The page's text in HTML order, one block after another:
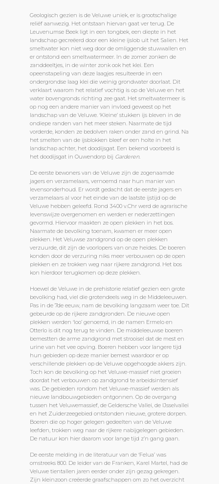
Geologisch gezien is de Veluwe uniek, er is grootschalige
reliëf aanwezig. Het ontstaan hiervan gaat ver terug. De
Leuvenumse Beek ligt in een tongbek, een diepte in het
landschap gecreëerd door een kleine ijslob uit het Salien. Het
smeltwater kon niet weg door de omliggende stuwwallen en
er ontstond een smeltwatermeer. In de zomer zonken de
zanddeeltjes, in de winter zonk ook het klei. Een
opeenstapeling van deze laagjes resulteerde in een
ondergrondse laag klei die weinig grondwater doorlaat. Dit
verklaart waarom het relatief vochtig is op de Veluwe en het
water bovengronds richting zee gaat. Het smeltwatermeer is
op nog een andere manier van invloed geweest op het
landschap van de Veluwe. ‘Kleine’ stukken ijs bleven in de
ondiepe randen van het meer steken. Naarmate de tijd
vorderde, konden ze bedolven raken onder zand en grind. Na
het smelten van de ijsblokken bleef er een holte in het
landschap achter, het doodijsgat. Een bekend voorbeeld is
het doodijsgat in Ouwendorp bij Garderen.
De eerste bewoners van de Veluwe zijn de zogenaamde
jagers en verzamelaars, vernoemd naar hun manier van
levensonderhoud. Er wordt gedacht dat de eerste jagers en
verzamelaars al voor het einde van de laatste ijstijd op de
Veluwe hebben geleefd. Rond 3400 v.Chr werd de agrarische
levenswijze overgenomen en werden er nederzettingen
gevormd. Hiervoor maakten ze open plekken in het bos.
Naarmate de bevolking toenam, kwamen er meer open
plekken. Het Veluwse zandgrond op de open plekken
verzuurde, dit zijn de voorlopers van onze heides. De boeren
konden door de verzuring niks meer verbouwen op de open
plekken en ze trokken weg naar rijkere zandgrond. Het bos
kon hierdoor terugkomen op deze plekken.
Hoewel de Veluwe in de prehistorie relatief gezien een grote
bevolking had, viel die grotendeels weg in de Middeleeuwen.
Pas in de 7de eeuw, nam de bevolking langzaam weer toe. Dit
gebeurde op de rijkere zandgronden. De nieuwe open
plekken werden ‘loo’ genoemd, in de namen Ermelo en
Otterlo is dit nog terug te vinden. De middeleeuwse boeren
bemestten de arme zandgrond met strooisel dat de mest en
urine van het vee opving. Boeren hebben voor langere tijd
hun gebieden op deze manier bemest waardoor er op
verschillende plekken op de Veluwe opgehoogde akkers zijn.
Toch kon de bevolking op het Veluwe-massief niet groeien
doordat het verbouwen op zandgrond te arbeidsintensief
was. De gebieden rondom het Veluwe-massief werden als
nieuwe landbouwgebieden ontgonnen. Op de overgang
tussen het Veluwemassief, de Geldersche Vallei, de IJsselvallei
en het Zuiderzeegebied ontstonden nieuwe, grotere dorpen.
Boeren die op hoger gelegen gedeelten van de Veluwe
leefden, trokken weg naar de rijkere nabijgelegen gebieden.
De natuur kon hier daarom voor lange tijd z’n gang gaan.
De eerste melding in de literatuur van de ‘Felua’ was
omstreeks 800. De leider van de Franken, Karel Martel, had de
Veluwe tientallen jaren eerder onder zijn gezag gekregen.
Zijn kleinzoon creëerde graafschappen om zo het overzicht